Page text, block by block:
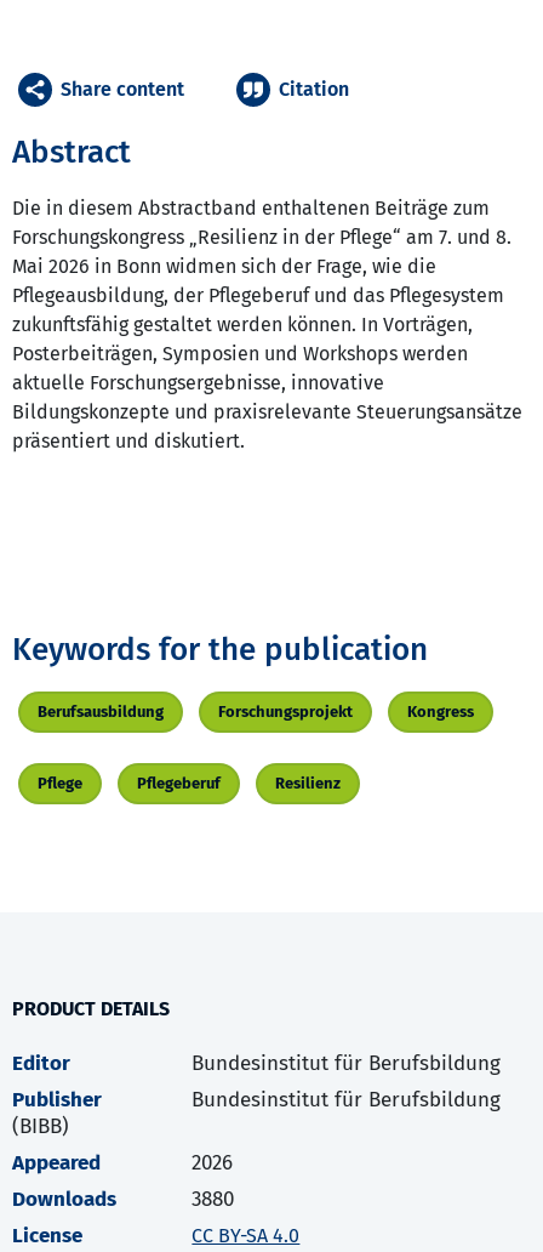
Abstract
Die in diesem Abstractband enthaltenen Beiträge zum
Forschungskongress „Resilienz in der Pflege“ am 7. und 8.
Mai 2026 in Bonn widmen sich der Frage, wie die
Pflegeausbildung, der Pflegeberuf und das Pflegesystem
zukunftsfähig gestaltet werden können. In Vorträgen,
Posterbeiträgen, Symposien und Workshops werden
aktuelle Forschungsergebnisse, innovative
Bildungskonzepte und praxisrelevante Steuerungsansätze
präsentiert und diskutiert.
Share content Citation
Keywords for the publication
Berufsausbildung Forschungsprojekt Kongress
Pflege Pflegeberuf Resilienz
PRODUCT DETAILS
Editor
Bundesinstitut für Berufsbildung
Publisher
Bundesinstitut für Berufsbildung
(BIBB)
Appeared
2026
Downloads
3880
License
CC BY-SA 4.0